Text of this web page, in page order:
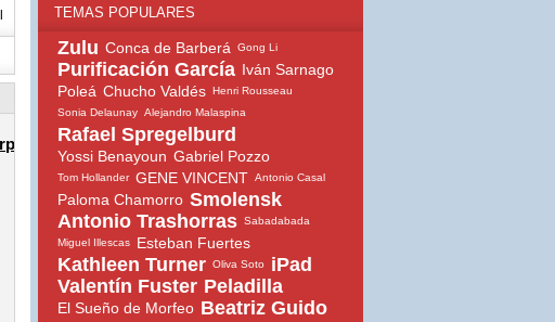
TEMAS POPULARES
Zulu Conca de Barberá Gong Li
Purificación García Iván Sarnago
Poleá Chucho Valdés Henri Rousseau
Sonia Delaunay Alejandro Malaspina
Rafael Spregelburd
Yossi Benayoun Gabriel Pozzo
Tom Hollander GENE VINCENT Antonio Casal
Paloma Chamorro Smolensk
Antonio Trashorras Sabadabada
Miguel Illescas
Esteban Fuertes
Kathleen Turner Oliva Soto
iPad
Valentín Fuster Peladilla
El Sueño de Morfeo Beatriz Guido